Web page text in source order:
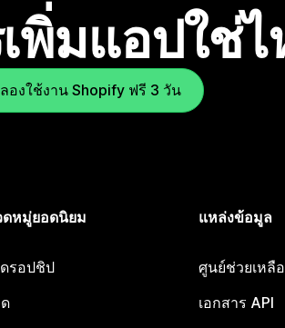
พิ่มแอปใช่
องใช้งาน Shopify ฟรี 3 วัน
หมู่ยอดนิยม
รอปชิป
แหล่งข้อมูล
ศูนย์ช่วยเหลื
เอกสาร API